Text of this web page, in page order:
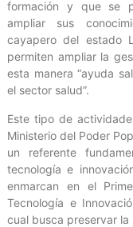
formación y que se
ampliar sus
cayapero del estado
permiten ampliar la
esta manera “ayuda
el sector salud”.
Este tipo de
Ministerio del Poder
un referente
tecnología e
enmarcan en el
Tecnología e
cual busca preservar